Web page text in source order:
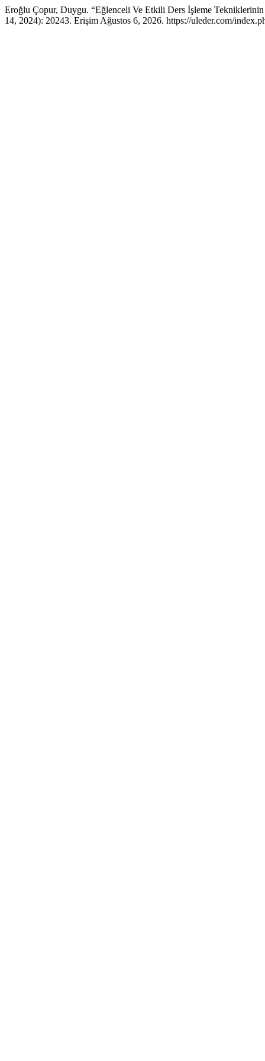
Eroğlu Çopur, Duygu. “Eğlenceli Ve Etkili Ders İşleme
14, 2024): 20243. Erişim Ağustos 6, 2026. https://uleder.com/